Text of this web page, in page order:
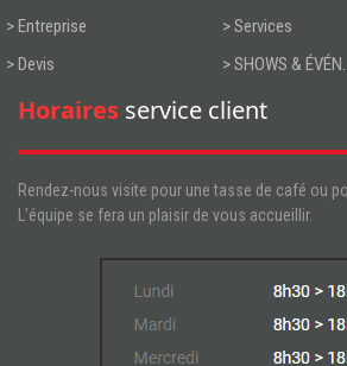
> Entreprise
> Services
> Devis
> SHOWS &
Horaires service client
Rendez-nous visite pour une tasse de café ou
L’équipe se fera un plaisir de vous accueillir.